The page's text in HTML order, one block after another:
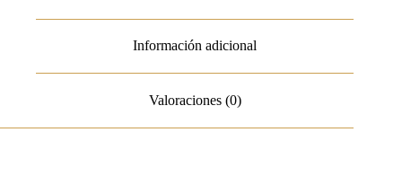
Información adicional
Valoraciones (0)